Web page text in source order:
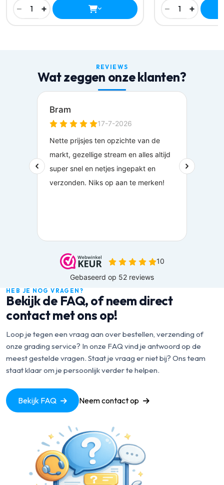
− 1 + − 1 +
REVIEWS
Wat zeggen onze klanten?
HEB JE NOG VRAGEN?
Bekijk de FAQ, of neem direct
contact met ons op!
Loop je tegen een vraag aan over bestellen, verzending of
onze grading service? In onze FAQ vind je antwoord op de
meest gestelde vragen. Staat je vraag er niet bij? Ons team
staat klaar om je persoonlijk verder te helpen.
Bekijk FAQ Neem contact op